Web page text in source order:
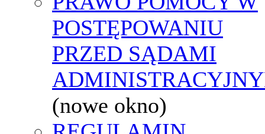
POSTĘPOWANIU
PRZED SĄDAMI
(nowe okno)